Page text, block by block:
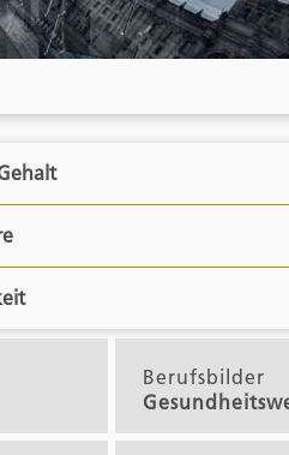
/ Architektin Gehalt
Berufsbilder